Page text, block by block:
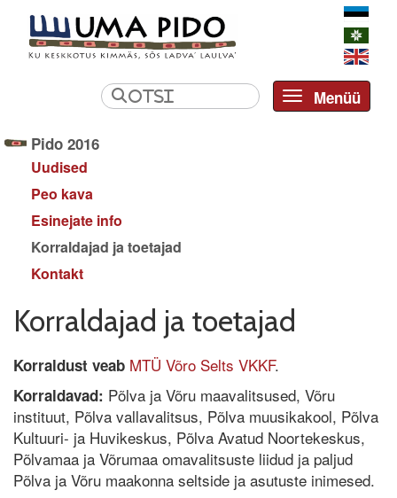
Toggle
Menüü
Pido 2016
Uudised
Peo kava
Esinejate info
Korraldajad ja toetajad
Kontakt
Korraldajad ja toetajad
Korraldust veab MTÜ Võro Selts VKKF.
Korraldavad: Põlva ja Võru maavalitsused, Võru
instituut, Põlva vallavalitsus, Põlva muusikakool, Põlva
Kultuuri- ja Huvikeskus, Põlva Avatud Noortekeskus,
Põlvamaa ja Võrumaa omavalitsuste liidud ja paljud
Põlva ja Võru maakonna seltside ja asutuste inimesed.